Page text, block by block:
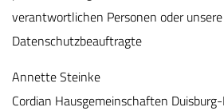
verantwortlichen Personen oder unsere
Datenschutzbeauftragte
Annette Steinke
Cordian Hausgemeinschaften